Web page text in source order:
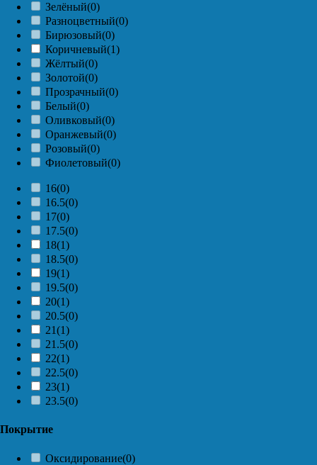
Зелёный(0)
Разноцветный(0)
Бирюзовый(0)
Коричневый(1)
Жёлтый(0)
Золотой(0)
Прозрачный(0)
Белый(0)
Оливковый(0)
Оранжевый(0)
Розовый(0)
Фиолетовый(0)
16(0)
16.5(0)
17(0)
17.5(0)
18(1)
18.5(0)
19(1)
19.5(0)
20(1)
20.5(0)
21(1)
21.5(0)
22(1)
22.5(0)
23(1)
23.5(0)
Покрытие
Оксидирование(0)